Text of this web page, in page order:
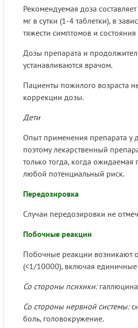
Рекомендуемая доза
мг в сутки (1-4 таблетки), в
тяжести симптомов и
Дозы препарата и
устанавливаются врачом.
Пациенты пожилого возраста
коррекции дозы.
Дети
Опыт применения препарата у
поэтому лекарственный
только тогда, когда
любой потенциальный риск.
Передозировка
Случаи передозировки не
Побочные реакции
Побочные реакции возникают
(<1/10000), включая единичные
Со стороны психики:
Со стороны нервной системы:
боль, головокружение.